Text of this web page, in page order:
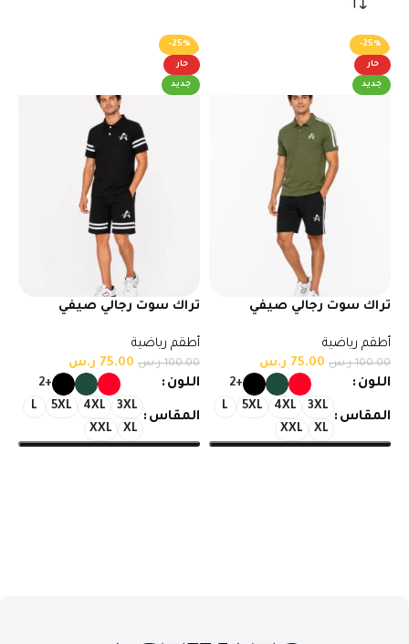
-25%
حار
جديد
تراك سوت رجالي صيفي
بخامة تركية عالية الجودة
أطقم رياضية
100.00 ر.س 75.00 ر.س
اللون +2
المقاس
3XL
4XL
5XL
L
XL
XXL
-25%
حار
جديد
تراك سوت رجالي صيفي
بخامة تركية عالية الجودة
أطقم رياضية
100.00 ر.س 75.00 ر.س
اللون +2
المقاس
3XL
4XL
5XL
L
XL
XXL